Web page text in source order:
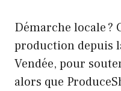
Démarche locale
production depuis
Vendée, pour
alors que